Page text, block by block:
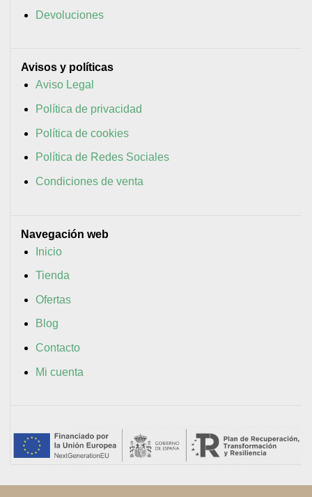
Devoluciones
Avisos y políticas
Aviso Legal
Política de privacidad
Política de cookies
Política de Redes Sociales
Condiciones de venta
Navegación web
Inicio
Tienda
Ofertas
Blog
Contacto
Mi cuenta